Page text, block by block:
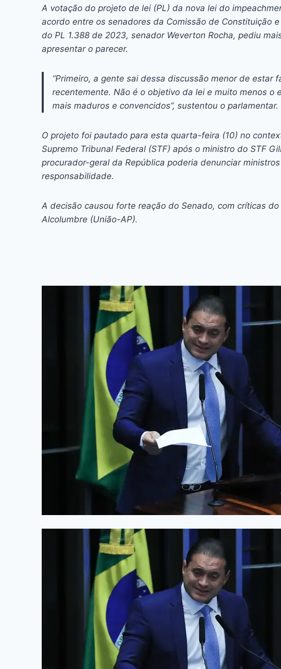
c
e
b
o
o
k
s
s
e
n
g
er
at
s
A
p
p
e
a
d
s
itt
er
er
e
st
k
e
dI
ai
l
p
y
Li
k
A votação do projeto de lei (PL) da nova lei do
acordo entre os senadores da Comissão de Constituição
do PL 1.388 de 2023, senador Weverton Rocha, pediu
apresentar o parecer.
“Primeiro, a gente sai dessa discussão menor de estar
recentemente. Não é o objetivo da lei e muito menos o
mais maduros e convencidos”, sustentou o parlamentar.
O projeto foi pautado para esta quarta-feira (10) no
Supremo Tribunal Federal (STF) após o ministro do STF
procurador-geral da República poderia denunciar
responsabilidade.
A decisão causou forte reação do Senado, com críticas
Alcolumbre (União-AP).